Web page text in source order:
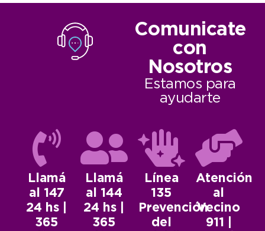
Comunicate
con
Nosotros
Estamos para
ayudarte
Llamá
al 147
24 hs |
365
Llamá
al 144
24 hs |
365
Línea
135
Prevención
del
Atención
al
Vecino
911 |